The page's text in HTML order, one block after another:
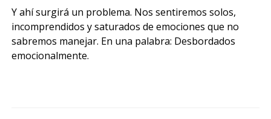
Y ahí surgirá un problema. Nos sentiremos solos,
incomprendidos y saturados de emociones que no
sabremos manejar. En una palabra: Desbordados
emocionalmente.